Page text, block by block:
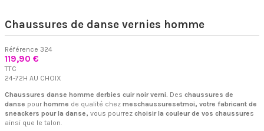
Chaussures de danse vernies homme
Référence 324
119,90 €
TTC
24-72H AU CHOIX
Chaussures danse homme derbies cuir noir verni. Des chaussures de
danse pour homme de qualité chez meschaussuresetmoi, votre fabricant de
sneackers pour la danse, vous pourrez choisir la couleur de vos chaussures
ainsi que le talon.